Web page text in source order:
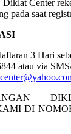
Diklat Center
pada saat
3 Hari
atau via
DI